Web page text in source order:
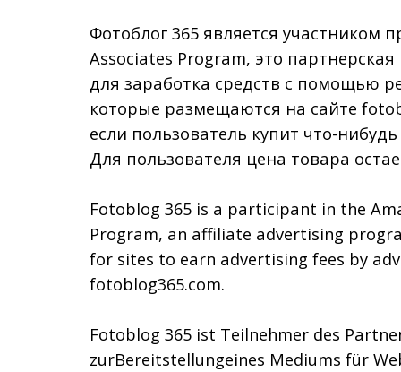
Фотоблог 365 является участником
Associates Program, это
для заработка средств с помощью
которые размещаются на сайте
если пользователь купит что-
Для пользователя цена товара
Fotoblog 365 is a participant in the
Program, an affiliate advertising
for sites to earn advertising fees by
fotoblog365.com.
Fotoblog 365 ist Teilnehmer des
zurBereitstellungeines Mediums für